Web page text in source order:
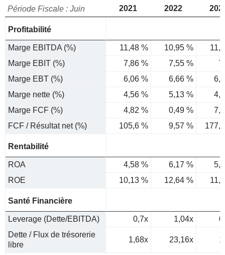
Période Fiscale : Juin 2021 2022
Profitabilité
Marge EBITDA (%) 11,48 % 10,95 %
Marge EBIT (%)
7,86 % 7,55 %
Marge EBT (%)
6,06 % 6,66 %
Marge nette (%)
4,56 % 5,13 %
Marge FCF (%)
4,82 % 0,49 %
FCF / Résultat net (%)
105,6 % 9,57 %
Rentabilité
ROA 4,58 % 6,17 %
ROE
10,13 % 12,64 %
Santé Financière
Leverage (Dette/EBITDA) 0,7x 1,04x
Dette / Flux de trésorerie
libre
1,68x 23,16x